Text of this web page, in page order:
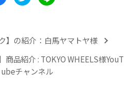
】の紹介：白馬ヤマトヤ様
商品紹介 : TOKYO WHEELS様YouT
ubeチャンネル